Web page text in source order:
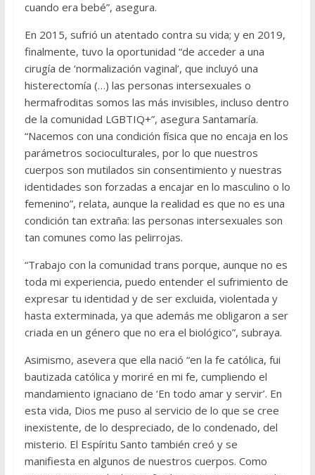
cuando era bebé”, asegura.
En 2015, sufrió un atentado contra su vida; y en 2019,
finalmente, tuvo la oportunidad “de acceder a una
cirugía de ‘normalización vaginal’, que incluyó una
histerectomía (…) las personas intersexuales o
hermafroditas somos las más invisibles, incluso dentro
de la comunidad LGBTIQ+”, asegura Santamaría.
“Nacemos con una condición física que no encaja en los
parámetros socioculturales, por lo que nuestros
cuerpos son mutilados sin consentimiento y nuestras
identidades son forzadas a encajar en lo masculino o lo
femenino”, relata, aunque la realidad es que no es una
condición tan extraña: las personas intersexuales son
tan comunes como las pelirrojas.
“Trabajo con la comunidad trans porque, aunque no es
toda mi experiencia, puedo entender el sufrimiento de
expresar tu identidad y de ser excluida, violentada y
hasta exterminada, ya que además me obligaron a ser
criada en un género que no era el biológico”, subraya.
Asimismo, asevera que ella nació “en la fe católica, fui
bautizada católica y moriré en mi fe, cumpliendo el
mandamiento ignaciano de ‘En todo amar y servir’. En
esta vida, Dios me puso al servicio de lo que se cree
inexistente, de lo despreciado, de lo condenado, del
misterio. El Espíritu Santo también creó y se
manifiesta en algunos de nuestros cuerpos. Como